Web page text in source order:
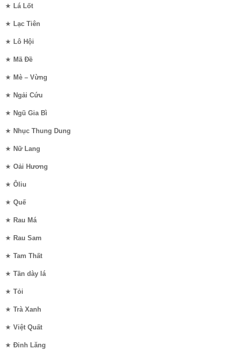
★ Lá Lốt
★ Lạc Tiên
★ Lô Hội
★ Mã Đề
★ Mè – Vừng
★ Ngải Cứu
★ Ngũ Gia Bì
★ Nhục Thung Dung
★ Nữ Lang
★ Oải Hương
★ Ôliu
★ Quế
★ Rau Má
★ Rau Sam
★ Tam Thất
★ Tần dày lá
★ Tỏi
★ Trà Xanh
★ Việt Quất
★ Đinh Lăng